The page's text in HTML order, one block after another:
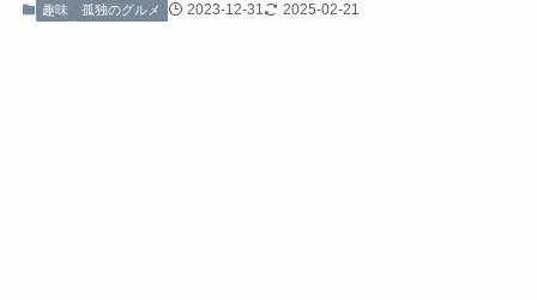
趣味 孤独のグルメ 2023-12-31 2025-02-21